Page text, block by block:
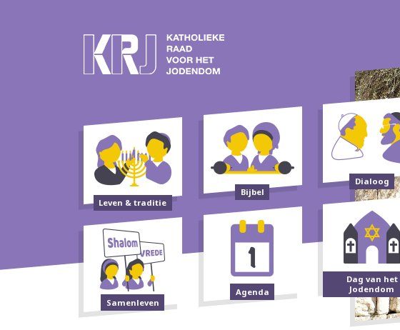
Leven & traditie
Bijbel
Dialoog
Samenleven
Agenda
Dag van het
Jodendom